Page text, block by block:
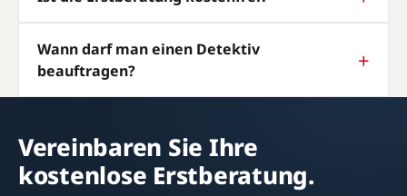
Wann darf man einen Detektiv
beauftragen?
Vereinbaren Sie Ihre
kostenlose Erstberatung.